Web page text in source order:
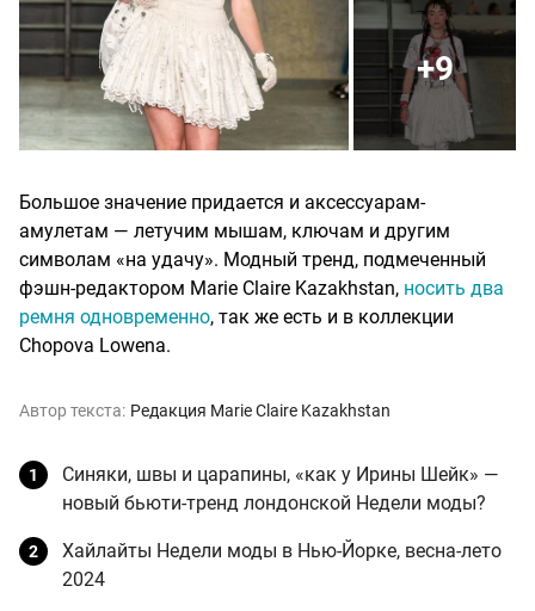
+9
Большое значение придается и аксессуарам-
амулетам — летучим мышам, ключам и другим
символам «на удачу». Модный тренд, подмеченный
фэшн-редактором Marie Claire Kazakhstan, носить два
ремня одновременно, так же есть и в коллекции
Chopova Lowena.
Автор текста: Редакция Marie Claire Kazakhstan
Синяки, швы и царапины, «как у Ирины Шейк» —
новый бьюти-тренд лондонской Недели моды?
Хайлайты Недели моды в Нью-Йорке, весна-лето
2024